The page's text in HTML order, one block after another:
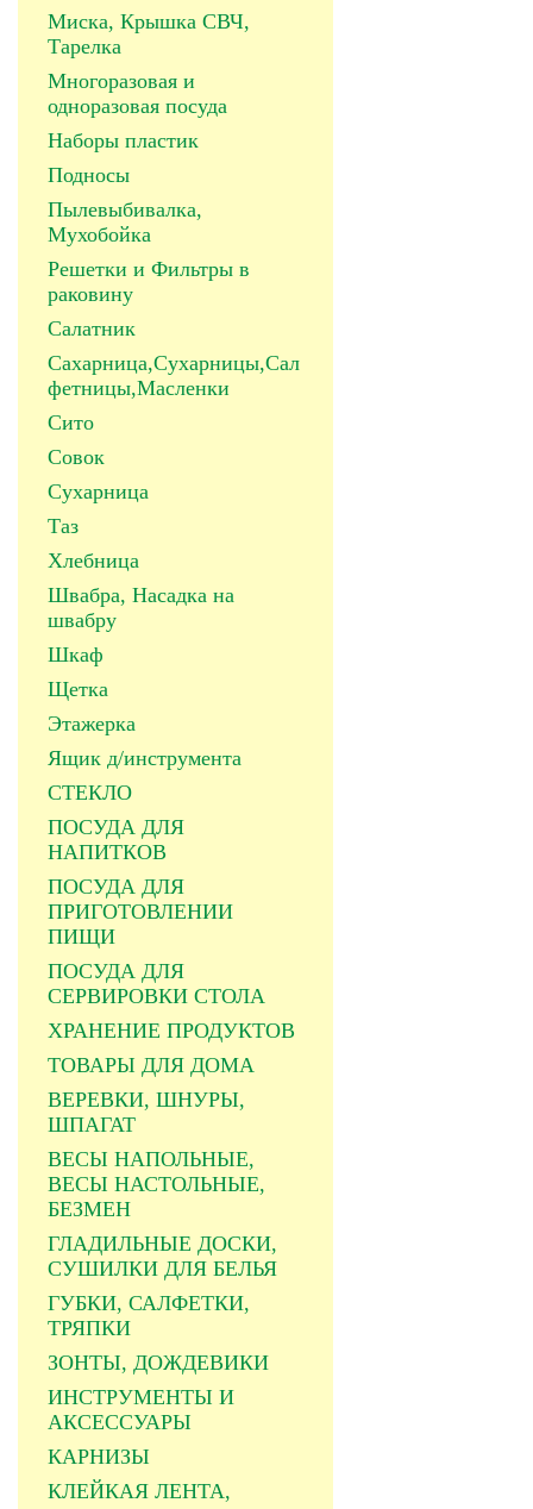
Миска, Крышка СВЧ,
Тарелка
Многоразовая и
одноразовая посуда
Наборы пластик
Подносы
Пылевыбивалка,
Мухобойка
Решетки и Фильтры в
раковину
Салатник
Сахарница,Сухарницы,Сал
фетницы,Масленки
Сито
Совок
Сухарница
Таз
Хлебница
Швабра, Насадка на
швабру
Шкаф
Щетка
Этажерка
Ящик д/инструмента
СТЕКЛО
ПОСУДА ДЛЯ
НАПИТКОВ
ПОСУДА ДЛЯ
ПРИГОТОВЛЕНИИ
ПИЩИ
ПОСУДА ДЛЯ
СЕРВИРОВКИ СТОЛА
ХРАНЕНИЕ ПРОДУКТОВ
ТОВАРЫ ДЛЯ ДОМА
ВЕРЕВКИ, ШНУРЫ,
ШПАГАТ
ВЕСЫ НАПОЛЬНЫЕ,
ВЕСЫ НАСТОЛЬНЫЕ,
БЕЗМЕН
ГЛАДИЛЬНЫЕ ДОСКИ,
СУШИЛКИ ДЛЯ БЕЛЬЯ
ГУБКИ, САЛФЕТКИ,
ТРЯПКИ
ЗОНТЫ, ДОЖДЕВИКИ
ИНСТРУМЕНТЫ И
АКСЕССУАРЫ
КАРНИЗЫ
КЛЕЙКАЯ ЛЕНТА,